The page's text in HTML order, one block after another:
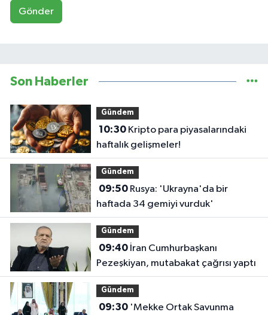
Gönder
Son Haberler
Gündem
10:30Kripto para piyasalarındaki
haftalık gelişmeler!
Gündem
09:50Rusya: 'Ukrayna'da bir
haftada 34 gemiyi vurduk'
Gündem
09:40İran Cumhurbaşkanı
Pezeşkiyan, mutabakat çağrısı yaptı
Gündem
09:30'Mekke Ortak Savunma